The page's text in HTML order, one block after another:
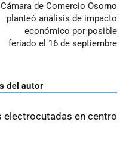
Cámara de Comercio Osorno
planteó análisis de impacto
económico por posible
feriado el 16 de septiembre
del autor
electrocutadas en centro